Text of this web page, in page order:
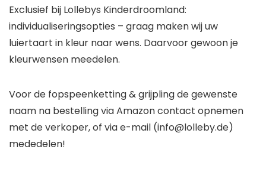
Exclusief bij Lollebys Kinderdroomland:
individualiseringsopties – graag maken wij uw
luiertaart in kleur naar wens. Daarvoor gewoon je
kleurwensen meedelen.
Voor de fopspeenketting & grijpling de gewenste
naam na bestelling via Amazon contact opnemen
met de verkoper, of via e-mail (info@lolleby.de)
mededelen!